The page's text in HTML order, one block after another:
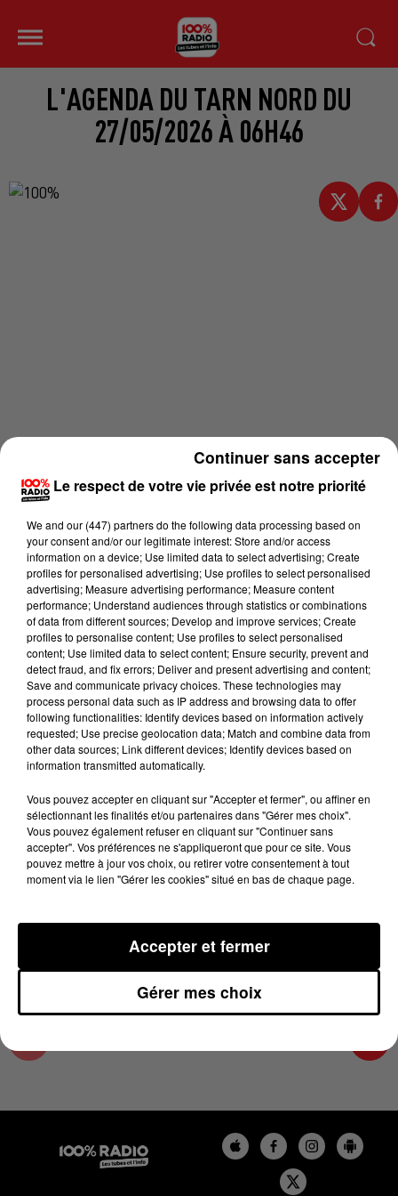
L'AGENDA DU TARN NORD DU
27/05/2026 À 06H46
Lecture (1 min 14 sec)
100%
L'agenda du Tarn nord du 27/05/2026 à 06h46
27 mai 2026 - 1 min 14 sec
L'AGENDA DU TARN NORD DU 27/05/2026 À
06H46
L'AGENDA DU TARN NORD
Le respect de votre vie privée est notre priorité
We and our (447) partnersdo the following data processing based on
your consent and/or our legitimate interest: Store and/or access
information on a device; Use limited data to select advertising; Create
profiles for personalised advertising; Use profiles to select personalised
advertising; Measure advertising performance; Measure content
performance; Understand audiences through statistics or combinations
of data from different sources; Develop and improve services; Create
profiles to personalise content; Use profiles to select personalised
content; Use limited data to select content; Ensure security, prevent and
detect fraud, and fix errors; Deliver and present advertising and content;
Save and communicate privacy choices. These technologies may
process personal data such as IP address and browsing data to offer
following functionalities: Identify devices based on information actively
requested; Use precise geolocation data; Match and combine data from
other data sources; Link different devices; Identify devices based on
information transmitted automatically.
Vous pouvez accepter en cliquant sur "Accepter et fermer", ou affiner en
sélectionnant les finalités et/ou partenaires dans "Gérer mes choix".
Vous pouvez également refuser en cliquant sur "Continuer sans
accepter". Vos préférences ne s'appliqueront que pour ce site. Vous
pouvez mettre à jour vos choix, ou retirer votre consentement à tout
moment via le lien "Gérer les cookies" situé en bas de chaque page.
Gérer mes choix
Accepter et fermer
Continuer sans accepter